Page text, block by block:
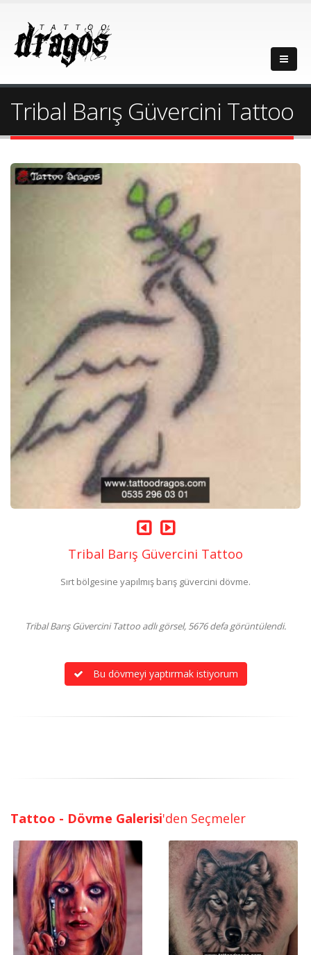
Tribal Barış Güvercini Tattoo
Tribal Barış Güvercini Tattoo
Sırt bölgesine yapılmış barış güvercini dövme.
Tribal Barış Güvercini Tattoo adlı görsel, 5676 defa görüntülendi.
Bu dövmeyi yaptırmak istiyorum
Tattoo - Dövme Galerisi'den Seçmeler